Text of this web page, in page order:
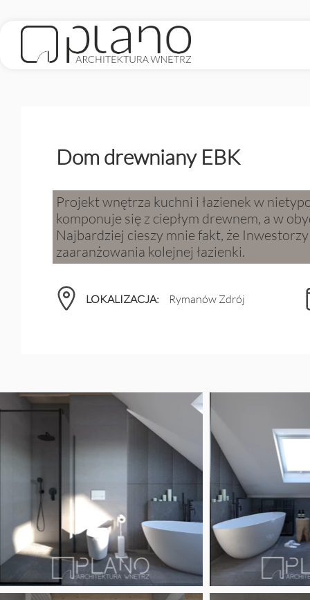
Dom drewniany EBK
Projekt wnętrza kuchni i łazienek w
komponuje się z ciepłym drewnem, a w
Najbardziej cieszy mnie fakt, że
zaaranżowania kolejnej łazienki.
LOKALIZACJA: Rymanów Zdrój